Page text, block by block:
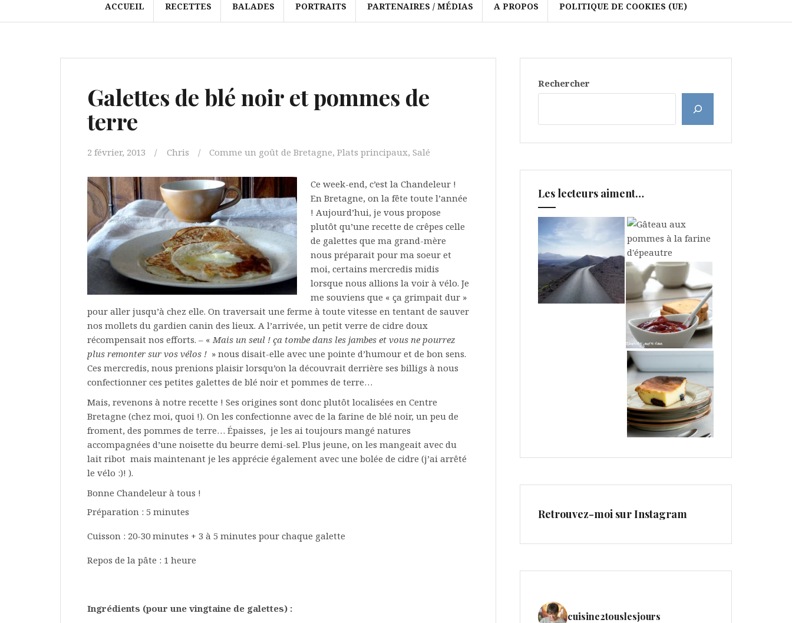
ACCUEIL RECETTES BALADES PORTRAITS PARTENAIRES / MÉDIAS A PROPOS POLITIQUE DE COOKIES (UE)
Galettes de blé noir et pommes de
terre
2 février, 2013 Chris Comme un goût de Bretagne, Plats principaux, Salé
Ce week-end, c’est la Chandeleur !
En Bretagne, on la fête toute l’année
! Aujourd’hui, je vous propose
plutôt qu’une recette de crêpes celle
de galettes que ma grand-mère
nous préparait pour ma soeur et
moi, certains mercredis midis
lorsque nous allions la voir à vélo. Je
me souviens que « ça grimpait dur »
pour aller jusqu’à chez elle. On traversait une ferme à toute vitesse en tentant de sauver
nos mollets du gardien canin des lieux. A l’arrivée, un petit verre de cidre doux
récompensait nos efforts. – «Mais un seul ! ça tombe dans les jambes et vous ne pourrez
plus remonter sur vos vélos ! » nous disait-elle avec une pointe d’humour et de bon sens.
Ces mercredis, nous prenions plaisir lorsqu’on la découvrait derrière ses billigs à nous
confectionner ces petites galettes de blé noir et pommes de terre…
Mais, revenons à notre recette ! Ses origines sont donc plutôt localisées en Centre
Bretagne (chez moi, quoi !). On les confectionne avec de la farine de blé noir, un peu de
froment, des pommes de terre… Épaisses, je les ai toujours mangé natures
accompagnées d’une noisette du beurre demi-sel. Plus jeune, on les mangeait avec du
lait ribot mais maintenant je les apprécie également avec une bolée de cidre (j’ai arrêté
le vélo :)! ).
Bonne Chandeleur à tous !
Préparation : 5 minutes
Cuisson : 20-30 minutes + 3 à 5 minutes pour chaque galette
Repos de la pâte : 1 heure
Ingrédients (pour une vingtaine de galettes) :
Rechercher
Les lecteurs aiment…
Retrouvez-moi sur Instagram
cuisine2touslesjours